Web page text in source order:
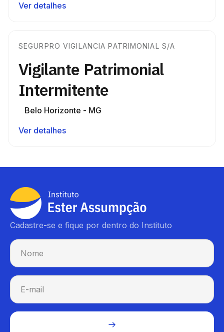
Ver detalhes
SEGURPRO VIGILANCIA PATRIMONIAL S/A
Vigilante Patrimonial
Intermitente
Belo Horizonte - MG
Ver detalhes
Cadastre-se e fique por dentro do Instituto